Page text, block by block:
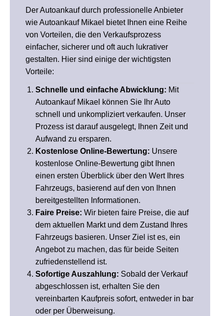
Der Autoankauf durch professionelle Anbieter
wie Autoankauf Mikael bietet Ihnen eine Reihe
von Vorteilen, die den Verkaufsprozess
einfacher, sicherer und oft auch lukrativer
gestalten. Hier sind einige der wichtigsten
Vorteile:
Schnelle und einfache Abwicklung: Mit
Autoankauf Mikael können Sie Ihr Auto
schnell und unkompliziert verkaufen. Unser
Prozess ist darauf ausgelegt, Ihnen Zeit und
Aufwand zu ersparen.
Kostenlose Online-Bewertung: Unsere
kostenlose Online-Bewertung gibt Ihnen
einen ersten Überblick über den Wert Ihres
Fahrzeugs, basierend auf den von Ihnen
bereitgestellten Informationen.
Faire Preise: Wir bieten faire Preise, die auf
dem aktuellen Markt und dem Zustand Ihres
Fahrzeugs basieren. Unser Ziel ist es, ein
Angebot zu machen, das für beide Seiten
zufriedenstellend ist.
Sofortige Auszahlung: Sobald der Verkauf
abgeschlossen ist, erhalten Sie den
vereinbarten Kaufpreis sofort, entweder in bar
oder per Überweisung.